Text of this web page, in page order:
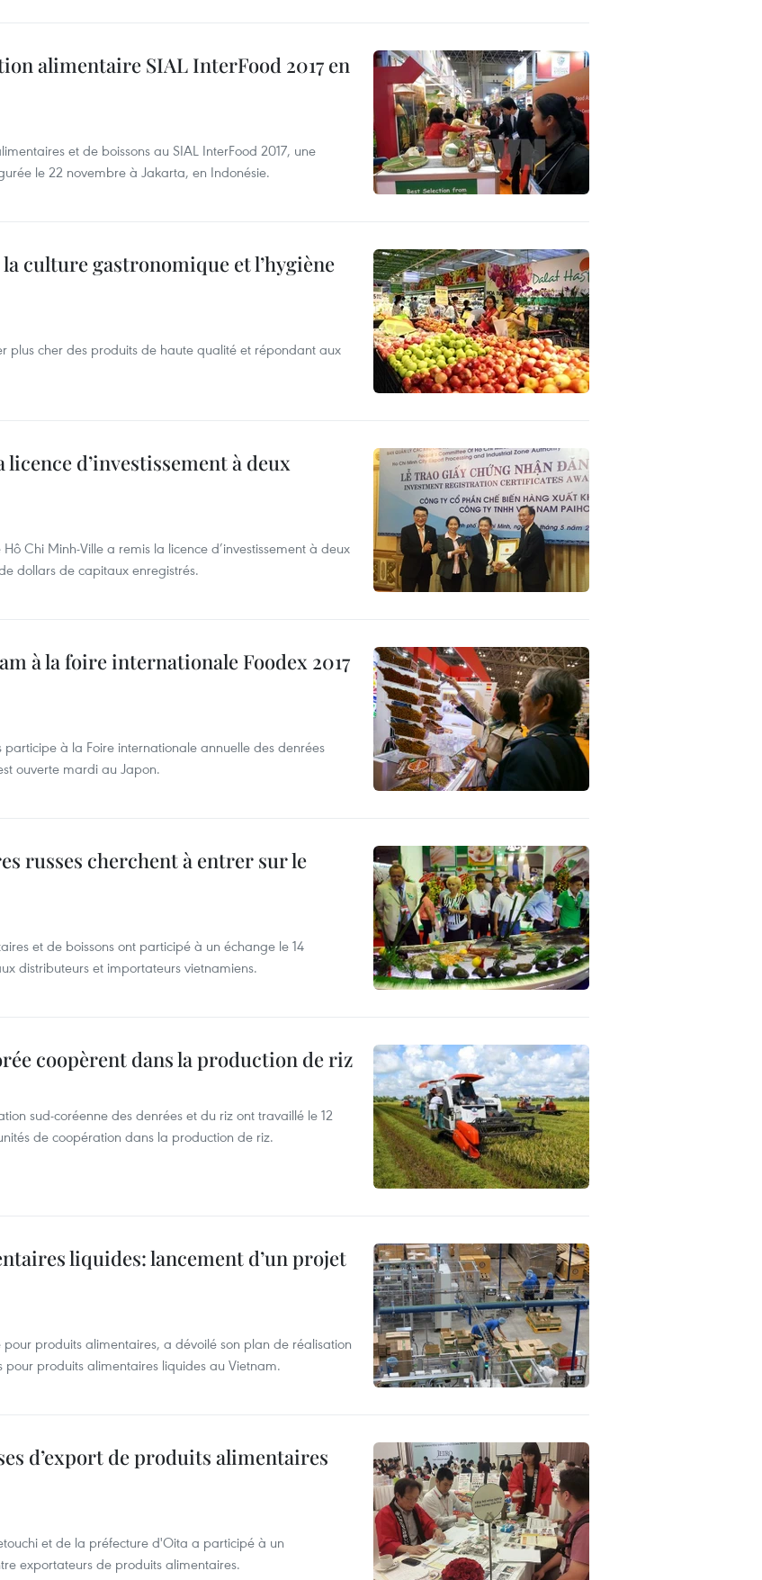
alimentaire SIAL InterFood 2017 en
et de boissons au SIAL InterFood 2017, une
le 22 novembre à Jakarta, en Indonésie.
culture gastronomique et l’hygiène
plus cher des produits de haute qualité et répondant aux
d’investissement à deux
Chi Minh-Ville a remis la licence d’investissement à deux
dollars de capitaux enregistrés.
à la foire internationale Foodex 2017
à la Foire internationale annuelle des denrées
ouverte mardi au Japon.
russes cherchent à entrer sur le
et de boissons ont participé à un échange le 14
distributeurs et importateurs vietnamiens.
coopèrent dans la production de riz
sud-coréenne des denrées et du riz ont travaillé le 12
de coopération dans la production de riz.
liquides: lancement d’un projet
produits alimentaires, a dévoilé son plan de réalisation
pour produits alimentaires liquides au Vietnam.
d’export de produits alimentaires
et de la préfecture d'Oita a participé à un
exportateurs de produits alimentaires.